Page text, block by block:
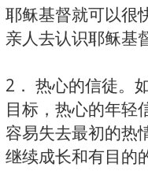
耶稣基督就可以很
亲人去认识耶稣基
2． 热心的信徒。
目标，热心的年轻
容易失去最初的热
继续成长和有目的